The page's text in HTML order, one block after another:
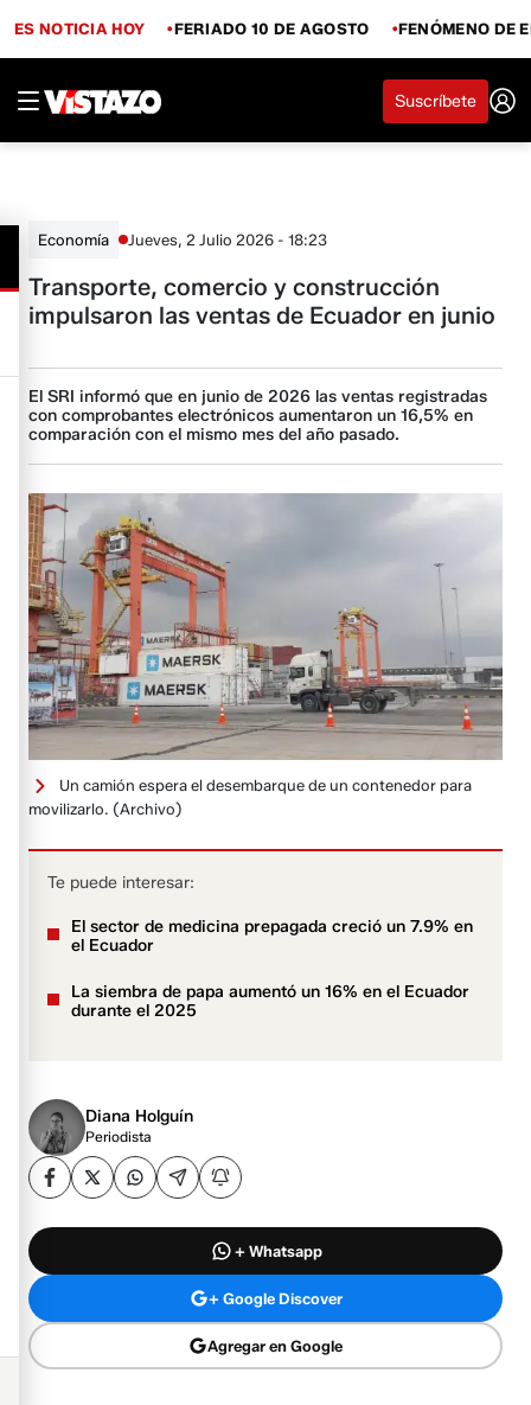
ES NOTICIA HOY FERIADO 10 DE AGOSTO FENÓMENO DE
Suscríbete
Economía Jueves, 2 Julio 2026 - 18:23
Transporte, comercio y construcción
impulsaron las ventas de Ecuador en junio
El SRI informó que en junio de 2026 las ventas registradas
con comprobantes electrónicos aumentaron un 16,5% en
comparación con el mismo mes del año pasado.
Un camión espera el desembarque de un contenedor para
movilizarlo. (Archivo)
Te puede interesar:
El sector de medicina prepaga­da creció un 7.9% en
el Ecuador
La siembra de papa aumentó un 16% en el Ecuador
durante el 2025
Diana Holguín
Periodista
+ Whatsapp
+ Google Discover
Agregar en Google